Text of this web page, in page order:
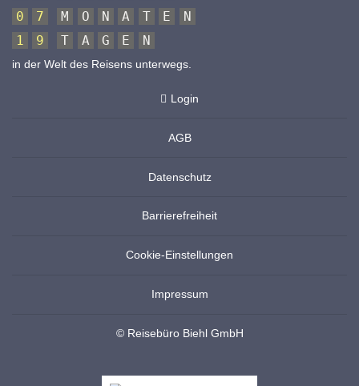
0
7 M O N A T E
N
1
9 T A G E N
in der Welt des Reisens unterwegs.
Login
AGB
Datenschutz
Barrierefreiheit
Cookie-Einstellungen
Impressum
© Reisebüro Biehl GmbH